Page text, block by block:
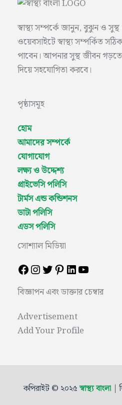
স্বাস্থ্য সম্পর্কে জানুন, বুঝুন ও
ওয়েবসাইটে স্বাস্থ্য সম্পর্কিত
পাবেন। আপনার সুস্থ জীবন গড়তে
দিয়ে সহযোগিতা করবে।
পৃষ্ঠাসমূহ
হোম
আমাদের সম্পর্কে
যোগাযোগ
লক্ষ্য ও উদ্দেশ্য
প্রাইভেসি পলিসি
টার্মস এন্ড কন্ডিশনস
ডাটা পলিসি
এডস পলিসি
সোশ্যাল মিডিয়া
বিজ্ঞাপন এবং ডাক্তার চেম্বার
Advertisement
Add Your Profile
কপিরাইট © ২০২৫স্বাস্থ্য বাংলা|